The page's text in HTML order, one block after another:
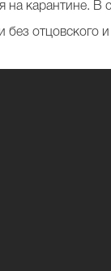
карантине. В
отцовского